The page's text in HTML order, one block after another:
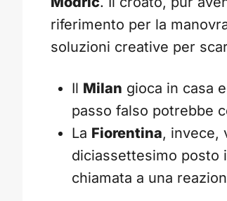
riferimento per la
soluzioni creative per
Il Milan gioca in casa
passo falso potrebbe
La Fiorentina, invece,
diciassettesimo posto
chiamata a una